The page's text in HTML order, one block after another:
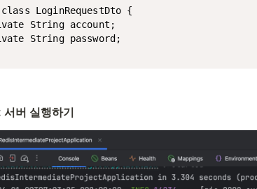
LoginRequestDto {
String account;
String password;
버 실행하기